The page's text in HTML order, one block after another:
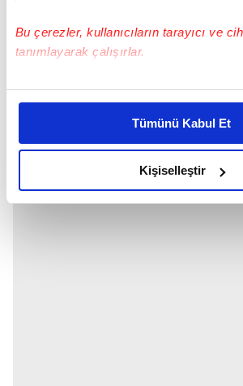
Bu çerezler, kullanıcıların tarayıcı ve
tanımlayarak çalışırlar.
Bu çerezlere izin vermeniz halinde
daha iyi reklam deneyimi yaşatabiliriz.
amacımızın size daha iyi bir reklam
olduğunu ve sizlere en iyi içerikleri
elimizden gelen çabayı gösterdiğimizi
reklamların maliyetlerimizi karşılamak
Tümünü Kabul Et
Kişiselleştir